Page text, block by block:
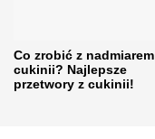
Co zrobić z nadmiarem
cukinii? Najlepsze
przetwory z cukinii!